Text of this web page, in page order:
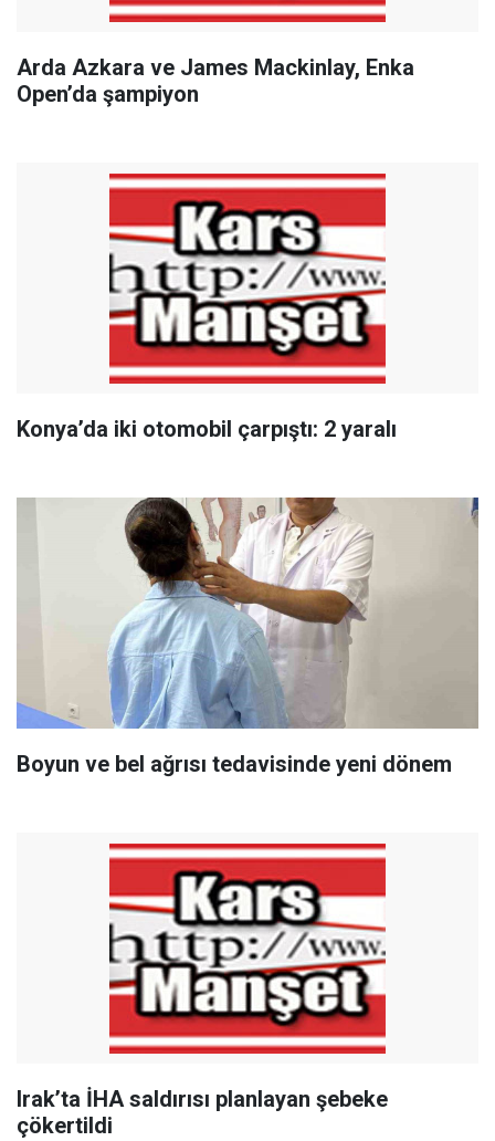
Arda Azkara ve James Mackinlay, Enka
Open’da şampiyon
Konya’da iki otomobil çarpıştı: 2 yaralı
Boyun ve bel ağrısı tedavisinde yeni dönem
Irak’ta İHA saldırısı planlayan şebeke
çökertildi